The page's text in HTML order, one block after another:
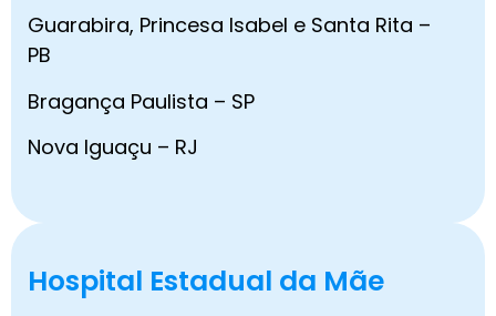
Guarabira, Princesa Isabel e Santa Rita –
PB
Bragança Paulista – SP
Nova Iguaçu – RJ
Hospital Estadual da Mãe